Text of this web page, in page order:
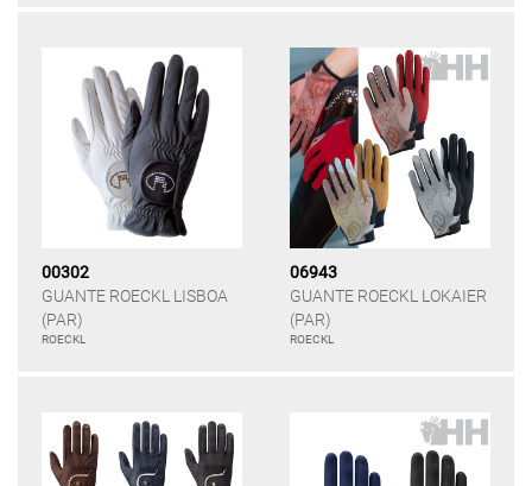
00302
GUANTE ROECKL LISBOA
(PAR)
ROECKL
06943
GUANTE ROECKL LOKAIER
(PAR)
ROECKL